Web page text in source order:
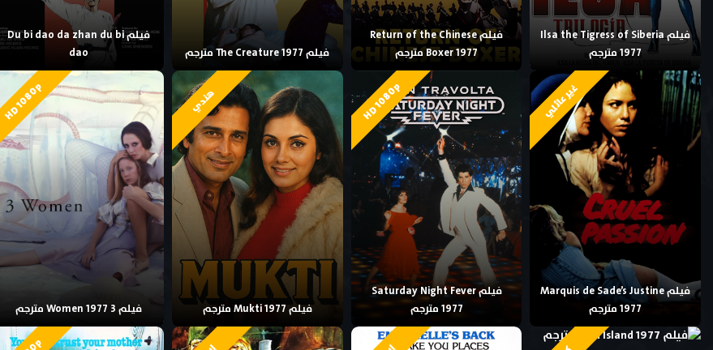
فيلم Ilsa the Tigress of Siberia
1977 مترجم
فيلم Return of the Chinese
Boxer 1977 مترجم
فيلم The Creature 1977 مترجم
فيلم Du bi dao da zhan du bi
dao
غير عائلي
فيلم Marquis de Sade’s Justine
1977 مترجم
HD 1080p
فيلم Saturday Night Fever
1977 مترجم
هندي
فيلم Mukti 1977 مترجم
HD 1080p
فيلم 3 Women 1977 مترجم